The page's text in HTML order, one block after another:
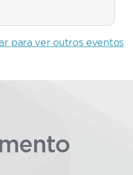
para ver outros eventos